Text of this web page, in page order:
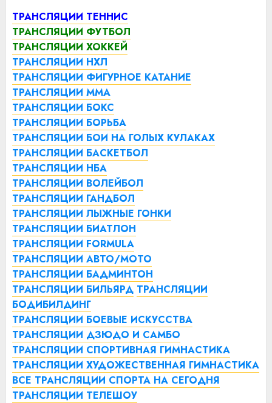
ТРАНСЛЯЦИИ ТЕННИС
ТРАНСЛЯЦИИ ФУТБОЛ
ТРАНСЛЯЦИИ ХОККЕЙ
ТРАНСЛЯЦИИ НХЛ
ТРАНСЛЯЦИИ ФИГУРНОЕ КАТАНИЕ
ТРАНСЛЯЦИИ ММА
ТРАНСЛЯЦИИ БОКС
ТРАНСЛЯЦИИ БОРЬБА
ТРАНСЛЯЦИИ БОИ НА ГОЛЫХ КУЛАКАХ
ТРАНСЛЯЦИИ БАСКЕТБОЛ
ТРАНСЛЯЦИИ НБА
ТРАНСЛЯЦИИ ВОЛЕЙБОЛ
ТРАНСЛЯЦИИ ГАНДБОЛ
ТРАНСЛЯЦИИ ЛЫЖНЫЕ ГОНКИ
ТРАНСЛЯЦИИ БИАТЛОН
ТРАНСЛЯЦИИ FORMULA
ТРАНСЛЯЦИИ АВТО/МОТО
ТРАНСЛЯЦИИ БАДМИНТОН
ТРАНСЛЯЦИИ БИЛЬЯРД ТРАНСЛЯЦИИ
БОДИБИЛДИНГ
ТРАНСЛЯЦИИ БОЕВЫЕ ИСКУССТВА
ТРАНСЛЯЦИИ ДЗЮДО И САМБО
ТРАНСЛЯЦИИ СПОРТИВНАЯ ГИМНАСТИКА
ТРАНСЛЯЦИИ ХУДОЖЕСТВЕННАЯ ГИМНАСТИКА
ВСЕ ТРАНСЛЯЦИИ СПОРТА НА СЕГОДНЯ
ТРАНСЛЯЦИИ ТЕЛЕШОУ